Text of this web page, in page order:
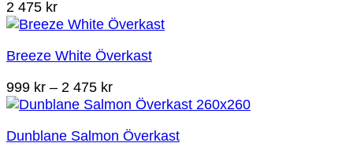
2 475 kr
Breeze White Överkast
999 kr – 2 475 krPrisintervall:
999 kr
2
Dunblane Salmon Överkast